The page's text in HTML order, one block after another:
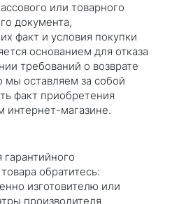
или товарного
документа,
факт и условия покупки
основанием для отказа
требований о возврате
мы оставляем за собой
факт приобретения
интернет-магазине.
обратитесь:
изготовителю или
производителя